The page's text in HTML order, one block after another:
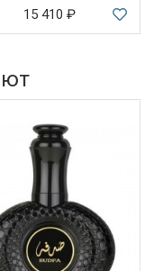
15 410 ₽